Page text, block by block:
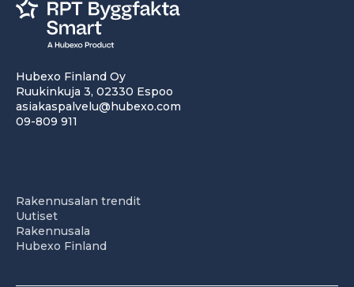
Hubexo Finland Oy
Ruukinkuja 3, 02330 Espoo
asiakaspalvelu@hubexo.com
09-809 911
Rakennusalan trendit
Uutiset
Rakennusala
Hubexo Finland